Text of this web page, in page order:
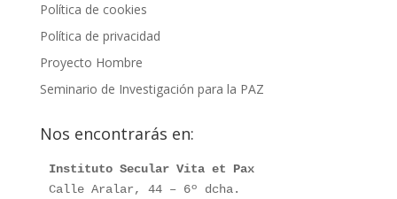
Política de cookies
Política de privacidad
Proyecto Hombre
Seminario de Investigación para la PAZ
Nos encontrarás en:
Instituto Secular Vita et Pax
Calle Aralar, 44 – 6º dcha.